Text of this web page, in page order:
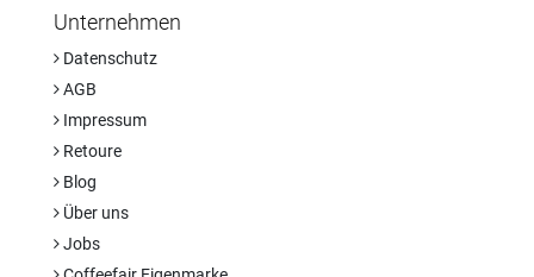
Unternehmen
Datenschutz
AGB
Impressum
Retoure
Blog
Über uns
Jobs